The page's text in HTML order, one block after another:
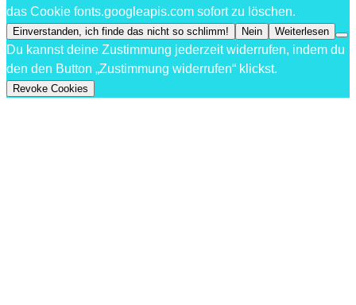
das Cookie fonts.googleapis.com sofort zu löschen.
Einverstanden, ich finde das nicht so schlimm! Nein Weiterlesen
Du kannst deine Zustimmung jederzeit widerrufen, indem du
den den Button „Zustimmung widerrufen“ klickst.
Revoke Cookies